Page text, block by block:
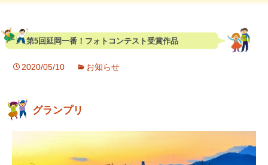
第5回延岡一番！フォトコンテスト受賞作品
2020/05/10 お知らせ
グランプリ